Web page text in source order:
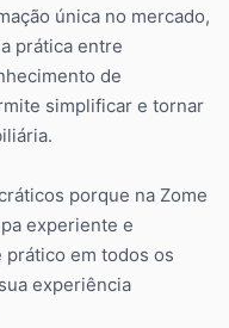
única no mercado,
prática entre
de
simplificar e tornar
porque na Zome
experiente e
em todos os
experiência